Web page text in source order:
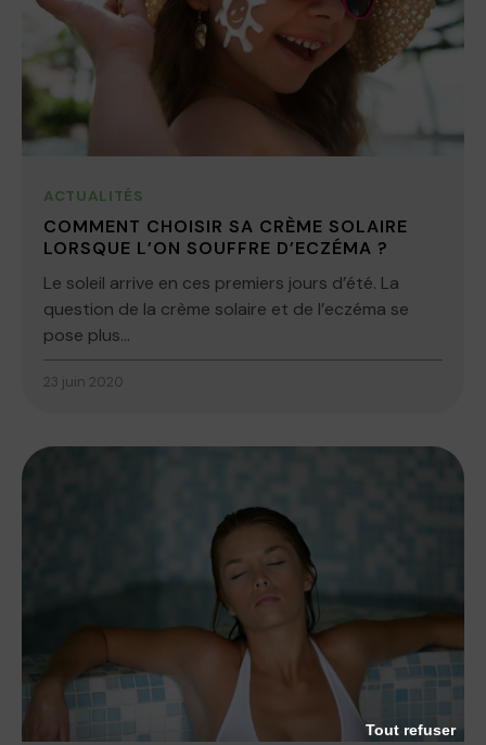
ACTUALITÉS
COMMENT CHOISIR SA CRÈME SOLAIRE
LORSQUE L’ON SOUFFRE D’ECZÉMA ?
Le soleil arrive en ces premiers jours d’été. La
question de la crème solaire et de l’eczéma se
pose plus...
23 juin 2020
Tout refuser